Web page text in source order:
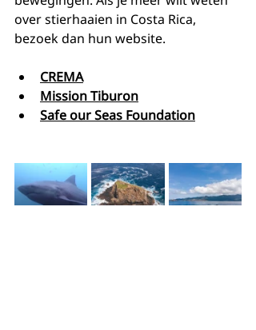
over stierhaaien in Costa Rica,
bezoek dan hun website.
CREMA
Mission Tiburon
Safe our Seas Foundation